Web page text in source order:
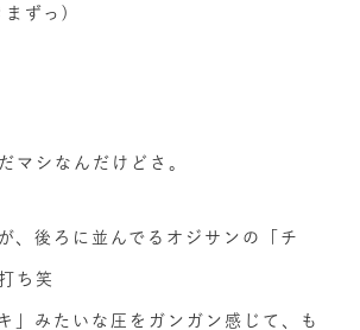
まずっ)
マシなんだけどさ。
、後ろに並んでるオジサンの「チ
ち笑
」みたいな圧をガンガン感じて、も